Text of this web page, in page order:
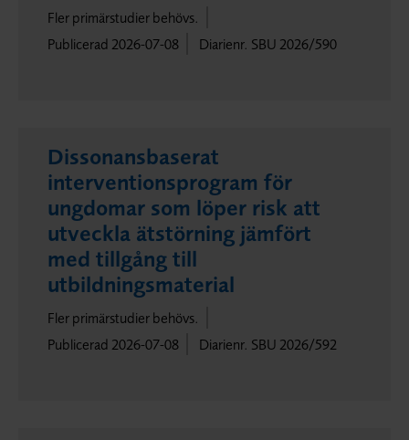
Fler primärstudier behövs.
Publicerad 2026-07-08
Diarienr. SBU 2026/590
Dissonansbaserat
interventionsprogram för
ungdomar som löper risk att
utveckla ätstörning jämfört
med tillgång till
utbildningsmaterial
Fler primärstudier behövs.
Publicerad 2026-07-08
Diarienr. SBU 2026/592